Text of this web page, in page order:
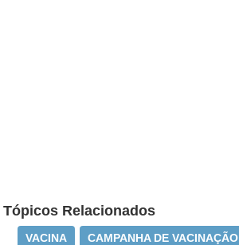
Tópicos Relacionados
VACINA CAMPANHA DE VACINAÇÃO